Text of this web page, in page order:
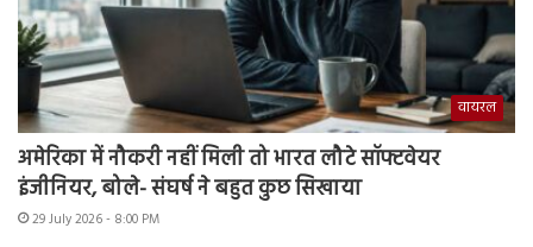
वायरल
अमेरिका में नौकरी नहीं मिली तो भारत लौटे सॉफ्टवेयर
इंजीनियर, बोले- संघर्ष ने बहुत कुछ सिखाया
29 July 2026 - 8:00 PM